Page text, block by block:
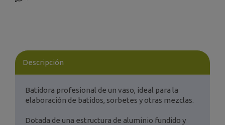
Descripción
Batidora profesional de un vaso, ideal para la
elaboración de batidos, sorbetes y otras mezclas.
Dotada de una estructura de aluminio fundido y